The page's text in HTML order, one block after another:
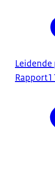
Rapport